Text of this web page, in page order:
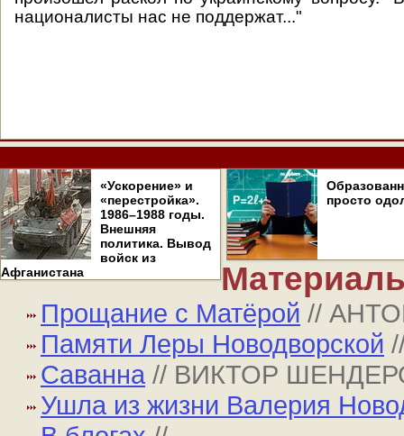
националисты нас не поддержат..."
«Ускорение» и
«перестройка».
1986–1988 годы.
Внешняя
политика. Вывод
войск из
Афганистана
просто
Прощание с Матёрой //
Памяти Леры Новодворской
Саванна // ВИКТОР
Ушла из жизни Валерия